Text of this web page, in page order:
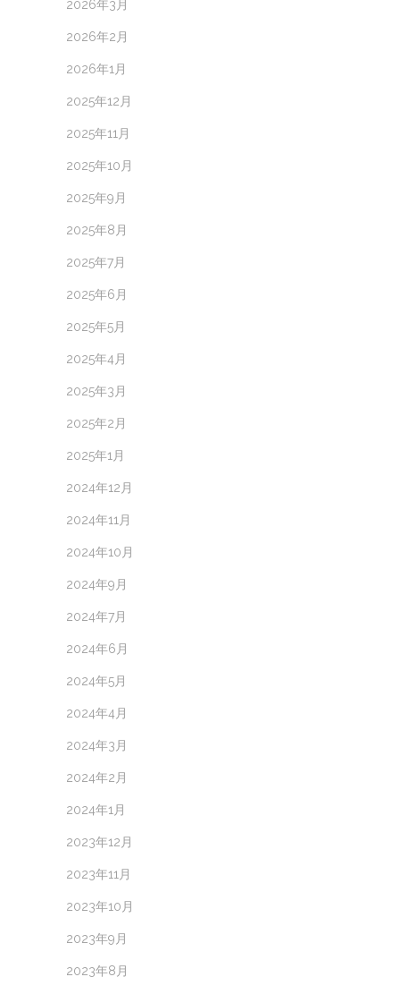
2026年3月
2026年2月
2026年1月
2025年12月
2025年11月
2025年10月
2025年9月
2025年8月
2025年7月
2025年6月
2025年5月
2025年4月
2025年3月
2025年2月
2025年1月
2024年12月
2024年11月
2024年10月
2024年9月
2024年7月
2024年6月
2024年5月
2024年4月
2024年3月
2024年2月
2024年1月
2023年12月
2023年11月
2023年10月
2023年9月
2023年8月